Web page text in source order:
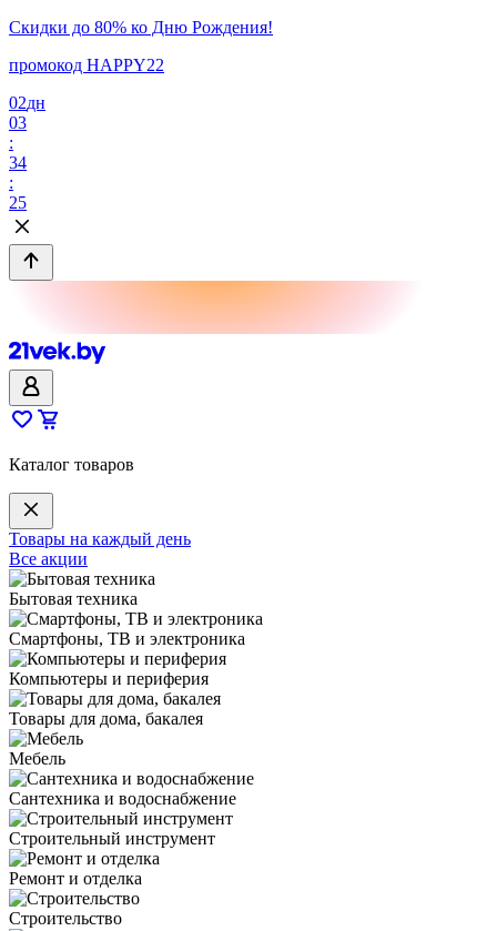
Скидки до 80% ко Дню Рождения!
промокод HAPPY22
02дн
03
:
34
:
25
Каталог товаров
Товары на каждый день
Все акции
Бытовая техника
Смартфоны, ТВ и электроника
Компьютеры и периферия
Товары для дома, бакалея
Мебель
Сантехника и водоснабжение
Строительный инструмент
Ремонт и отделка
Строительство